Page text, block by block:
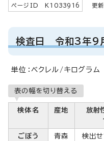
ページID K 1033916 更
検査日 令和3年9
単位：ベクレル/キログラム
表の幅を切り替える
検体名 産地
放射
ごぼう
青森
検出